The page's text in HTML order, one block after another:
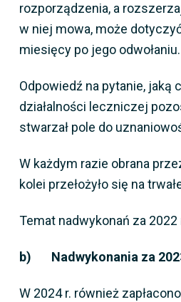
rozporządzenia, a
w niej mowa, może
miesięcy po jego odwołaniu.
Odpowiedź na pytanie,
działalności leczniczej
stwarzał pole do
W każdym razie obrana
kolei przełożyło się na
Temat nadwykonań za
b) Nadwykonania za
W 2024 r. również